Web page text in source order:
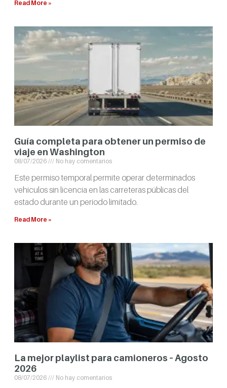
Read More »
Guía completa para obtener un permiso de
viaje en Washington
08/07/2026 No hay comentarios
Este permiso temporal permite operar determinados
vehículos sin licencia en las carreteras públicas del
estado durante un período limitado.
Read More »
La mejor playlist para camioneros – Agosto
2026
08/07/2026 No hay comentarios